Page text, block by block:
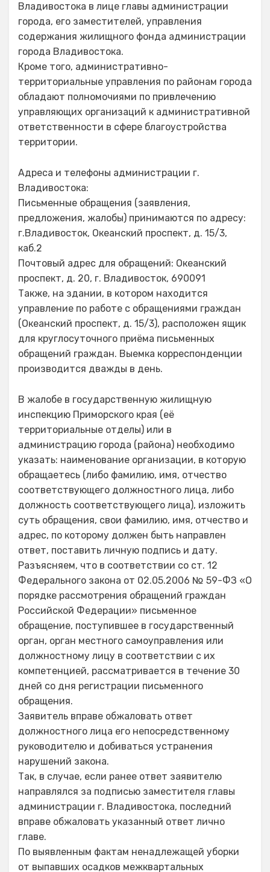
Владивостока в лице главы администрации
города, его заместителей, управления
содержания жилищного фонда администрации
города Владивостока.
Кроме того, административно-
территориальные управления по районам города
обладают полномочиями по привлечению
управляющих организаций к административной
ответственности в сфере благоустройства
территории.
Адреса и телефоны администрации г.
Владивостока:
Письменные обращения (заявления,
предложения, жалобы) принимаются по адресу:
г.Владивосток, Океанский проспект, д. 15/3,
каб.2
Почтовый адрес для обращений: Океанский
проспект, д. 20, г. Владивосток, 690091
Также, на здании, в котором находится
управление по работе с обращениями граждан
(Океанский проспект, д. 15/3), расположен ящик
для круглосуточного приёма письменных
обращений граждан. Выемка корреспонденции
производится дважды в день.
В жалобе в государственную жилищную
инспекцию Приморского края (её
территориальные отделы) или в
администрацию города (района) необходимо
указать: наименование организации, в которую
обращаетесь (либо фамилию, имя, отчество
соответствующего должностного лица, либо
должность соответствующего лица), изложить
суть обращения, свои фамилию, имя, отчество и
адрес, по которому должен быть направлен
ответ, поставить личную подпись и дату.
Разъясняем, что в соответствии со ст. 12
Федерального закона от 02.05.2006 № 59-ФЗ «О
порядке рассмотрения обращений граждан
Российской Федерации» письменное
обращение, поступившее в государственный
орган, орган местного самоуправления или
должностному лицу в соответствии с их
компетенцией, рассматривается в течение 30
дней со дня регистрации письменного
обращения.
Заявитель вправе обжаловать ответ
должностного лица его непосредственному
руководителю и добиваться устранения
нарушений закона.
Так, в случае, если ранее ответ заявителю
направлялся за подписью заместителя главы
администрации г. Владивостока, последний
вправе обжаловать указанный ответ лично
главе.
По выявленным фактам ненадлежащей уборки
от выпавших осадков межквартальных